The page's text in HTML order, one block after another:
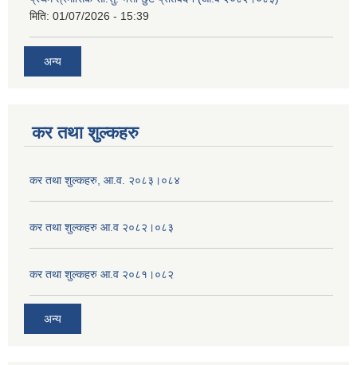
मिति: 01/07/2026 - 15:39
अन्य
कर तथा शुल्कहरु
कर तथा शुल्कहरु, आ.व. २०८३।०८४
कर तथा शुल्कहरु आ.व २०८२।०८३
कर तथा शुल्कहरु आ.व २०८१।०८२
अन्य